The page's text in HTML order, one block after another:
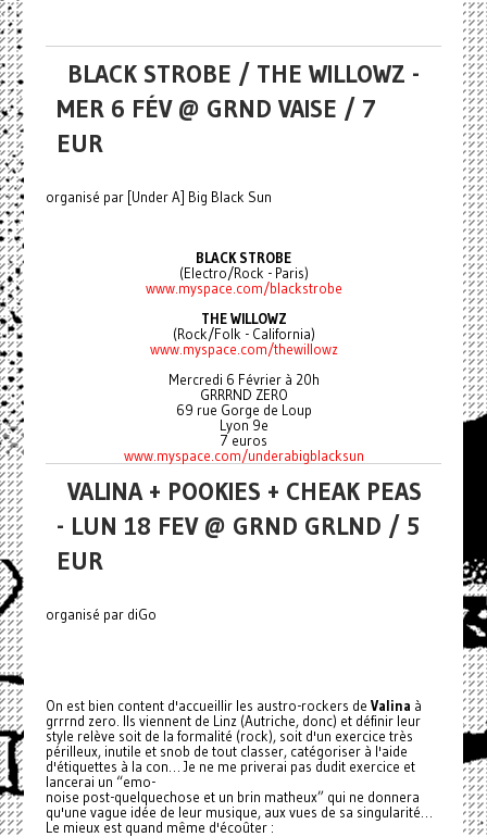
BLACK STROBE / THE WILLOWZ -
MER 6 FÉV @ GRND VAISE / 7
EUR
organisé par [Under A] Big Black Sun
BLACK STROBE
(Electro/Rock - Paris)
www.myspace.com/blackstrobe
THE WILLOWZ
(Rock/Folk - California)
www.myspace.com/thewillowz
Mercredi 6 Février à 20h
GRRRND ZERO
69 rue Gorge de Loup
Lyon 9e
7 euros
www.myspace.com/underabigblacksun
VALINA + POOKIES + CHEAK PEAS
- LUN 18 FEV @ GRND GRLND / 5
EUR
organisé par diGo
On est bien content d'accueillir les austro-rockers de Valina à
grrrnd zero. Ils viennent de Linz (Autriche, donc) et définir leur
style relève soit de la formalité (rock), soit d'un exercice très
périlleux, inutile et snob de tout classer, catégoriser à l'aide
d'étiquettes à la con… Je ne me priverai pas dudit exercice et
lancerai un “emo-
noise post-quelquechose et un brin matheux” qui ne donnera
qu'une vague idée de leur musique, aux vues de sa singularité…
Le mieux est quand même d'écoûter :